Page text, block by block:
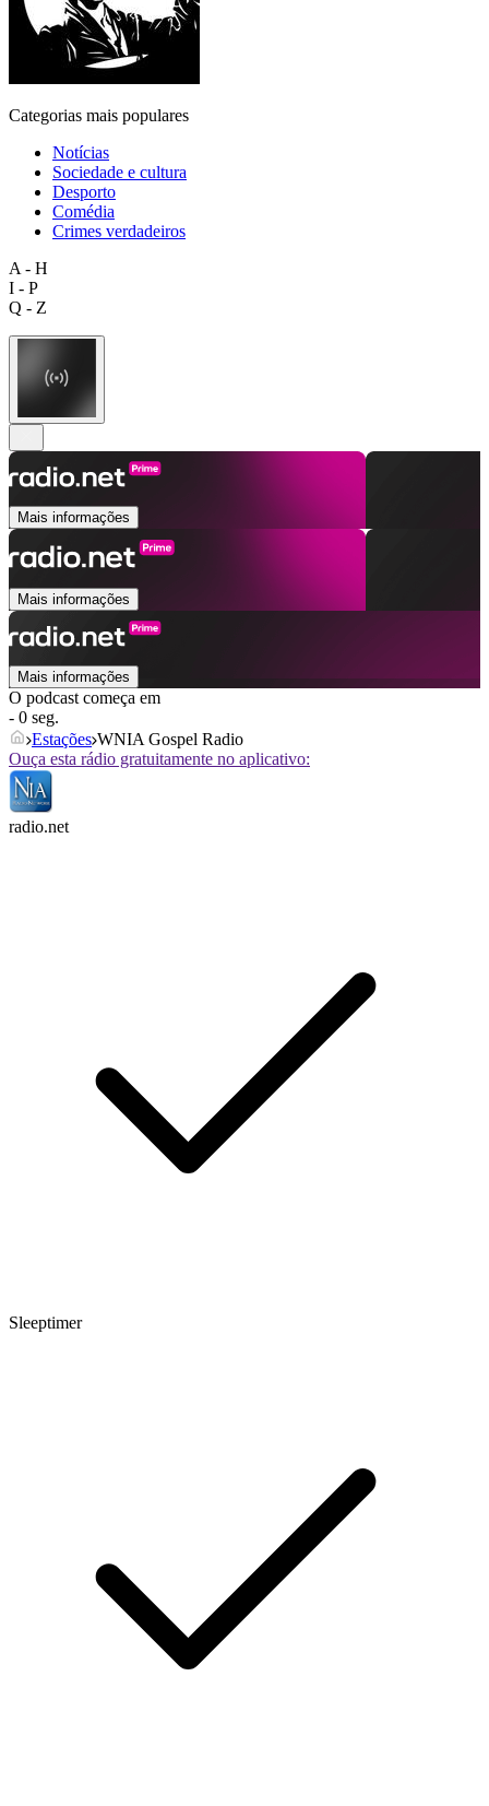
Categorias mais populares
Notícias
Sociedade e cultura
Desporto
Comédia
Crimes verdadeiros
A - H
I - P
Q - Z
Mais informações
Mais informações
Mais informações
O podcast começa em
- 0 seg.
Estações WNIA Gospel Radio
Ouça esta rádio gratuitamente no aplicativo:
radio.net
Sleeptimer